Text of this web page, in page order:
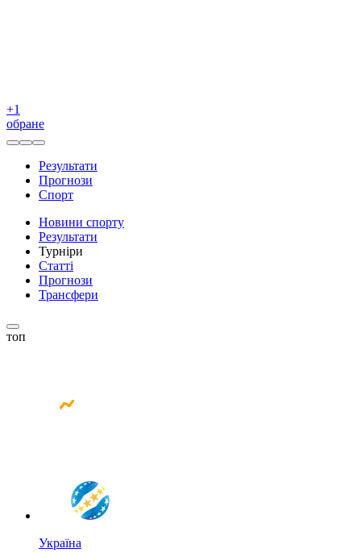
+1
обране
Результати
Прогнози
Спорт
Новини спорту
Результати
Турніри
Статті
Прогнози
Трансфери
топ
Україна